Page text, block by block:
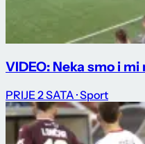
VIDEO: Neka smo i
PRIJE 2 SATA · Sport